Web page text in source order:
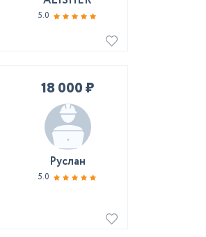
5.0
18 000 ₽
Руслан
5.0